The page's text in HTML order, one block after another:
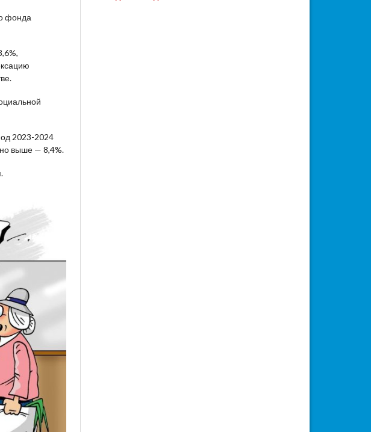
фонда
2023-2024
выше — 8,4%.